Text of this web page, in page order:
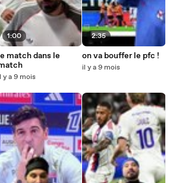
1:00
match dans le
y a 9 mois
2:35
on va bouffer le pfc !
il y a 9 mois